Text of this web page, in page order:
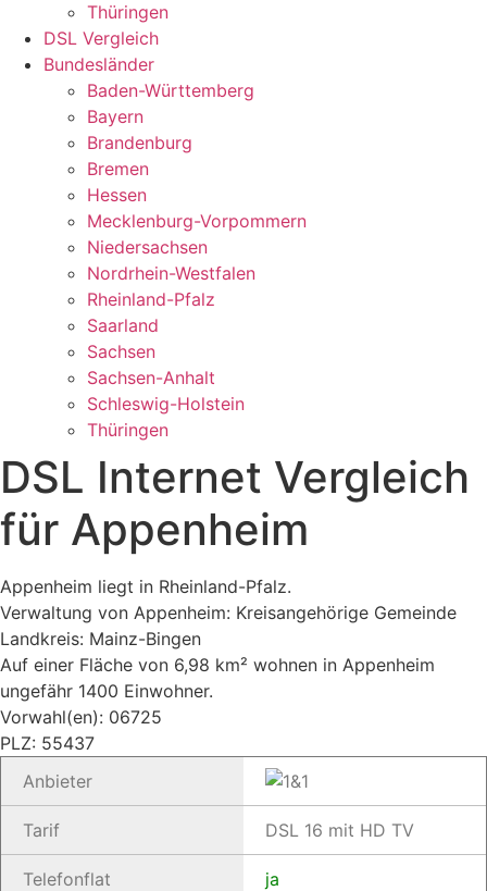
Thüringen
DSL Vergleich
Bundesländer
Baden-Württemberg
Bayern
Brandenburg
Bremen
Hessen
Mecklenburg-Vorpommern
Niedersachsen
Nordrhein-Westfalen
Rheinland-Pfalz
Saarland
Sachsen
Sachsen-Anhalt
Schleswig-Holstein
Thüringen
DSL Internet Vergleich
für Appenheim
Appenheim liegt in Rheinland-Pfalz.
Verwaltung von Appenheim: Kreisangehörige Gemeinde
Landkreis: Mainz-Bingen
Auf einer Fläche von 6,98 km² wohnen in Appenheim
ungefähr 1400 Einwohner.
Vorwahl(en): 06725
PLZ: 55437
Anbieter
Tarif DSL 16 mit HD TV
Telefonflat ja